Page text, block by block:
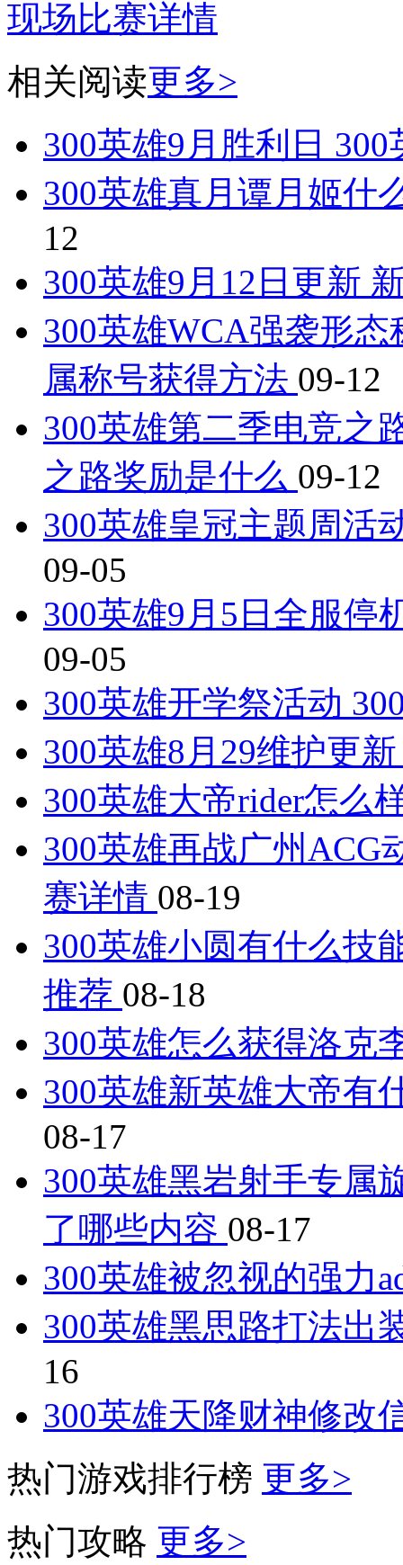
现场比赛详情
相关阅读更多>
300英雄9月胜利日
300英雄真月谭月姬什
12
300英雄9月12日更新
300英雄WCA强袭形
属称号获得方法 09-12
300英雄第二季电竞之
之路奖励是什么 09-12
300英雄皇冠主题周活
09-05
300英雄9月5日全服停
09-05
300英雄开学祭活动
300英雄8月29维护更
300英雄大帝rider怎么
300英雄再战广州ACG
赛详情 08-19
300英雄小圆有什么技
推荐 08-18
300英雄怎么获得洛克
300英雄新英雄大帝有
08-17
300英雄黑岩射手专属
了哪些内容 08-17
300英雄被忽视的强力
300英雄黑思路打法出
16
300英雄天降财神修改
热门游戏排行榜 更多>
热门攻略 更多>